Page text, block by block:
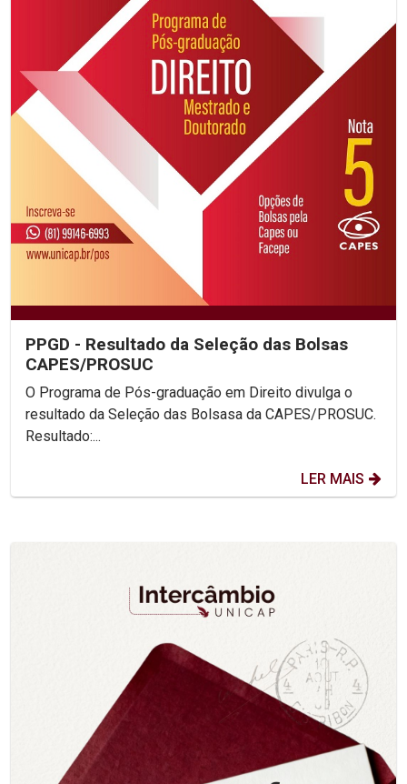
PPGD - Resultado da Seleção das Bolsas
CAPES/PROSUC
O Programa de Pós-graduação em Direito divulga o
resultado da Seleção das Bolsasa da CAPES/PROSUC.
Resultado:...
LER MAIS